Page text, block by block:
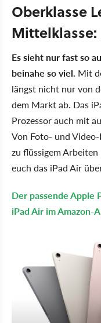
Oberklasse
Mittelklasse:
Es sieht nur fast so
beinahe so viel. Mit
längst nicht nur von
dem Markt ab. Das
Prozessor auch mit
Von Foto- und
zu flüssigem
euch das iPad Air
Der passende Apple
iPad Air im Amazon-